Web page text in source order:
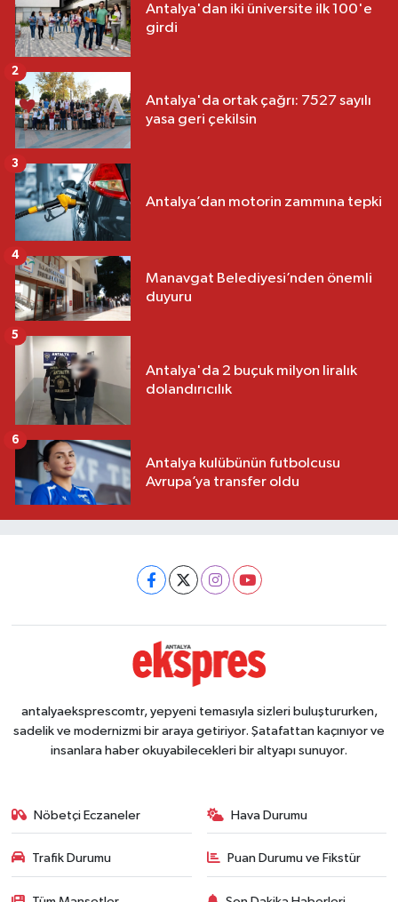
Antalya'dan iki üniversite ilk 100'e
girdi
Antalya'da ortak çağrı: 7527 sayılı
yasa geri çekilsin
2
Antalya’dan motorin zammına tepki
3
Manavgat Belediyesi’nden önemli
duyuru
4
Antalya'da 2 buçuk milyon liralık
dolandırıcılık
5
Antalya kulübünün futbolcusu
Avrupa’ya transfer oldu
6
antalyaeksprescomtr, yepyeni temasıyla sizleri buluştururken,
sadelik ve modernizmi bir araya getiriyor. Şatafattan kaçınıyor ve
insanlara haber okuyabilecekleri bir altyapı sunuyor.
Nöbetçi Eczaneler Hava Durumu
Trafik Durumu Puan Durumu ve Fikstür